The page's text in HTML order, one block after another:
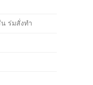
ร่มสั่งทำ